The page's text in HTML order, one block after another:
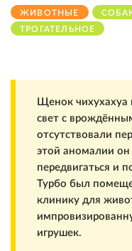
ЖИВОТНЫЕ
ТРОГАТЕЛЬНОЕ
Щенок чихухахуа
свет с
отсутствовали
этой аномалии
передвигаться и
Турбо был
клинику для
игрушек.